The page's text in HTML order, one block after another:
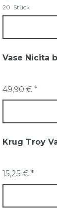
20 Stück
Vase Nicita
49,90 € *
Krug Troy
15,25 € *